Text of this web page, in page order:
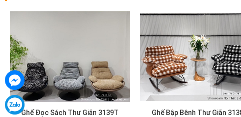
Ghế Đọc Sách Thư Giãn 3139T
Ghế Bập Bênh Thư Giãn